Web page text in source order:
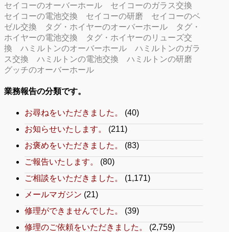
セイコーのオーバーホール
セイコーのガラス交換
セイコーの電池交換
セイコーの研磨
セイコーのベ
ゼル交換
タグ・ホイヤーのオーバーホール
タグ・
ホイヤーの電池交換
タグ・ホイヤーのリューズ交
換
ハミルトンのオーバーホール
ハミルトンのガラ
ス交換
ハミルトンの電池交換
ハミルトンの研磨
グッチのオーバーホール
業務報告の分類です。
お尋ねをいただきました。
(40)
お知らせいたします。
(211)
お褒めをいただきました。
(83)
ご報告いたします。
(80)
ご相談をいただきました。
(1,171)
メールマガジン (21)
修理ができませんでした。
(39)
修理のご依頼をいただきました。
(2,759)